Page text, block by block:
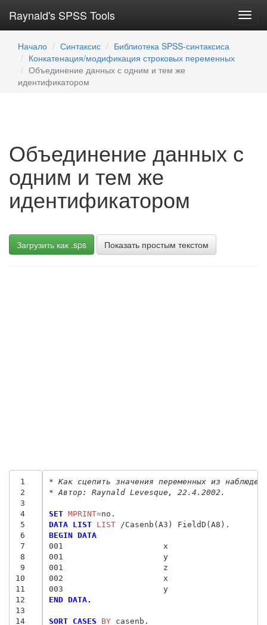
Raynald's SPSS Tools
Начало Синтаксис
Библиотека SPSS-синтаксиса
Конкатенация/модификация строковых переменных
Объединение данных с одним и тем же
идентификатором
Объединение данных с
одним и тем же
идентификатором
Загрузить как .sps Показать простым текстом
1
2
3
4
5
6
7
8
9
10
11
12
13
14
* Как сцепить значения переменных из
* Автор: Raynald Levesque, 22.4.2002.
SET MPRINT=
DATA LIST LIST
BEGIN DATA
001                     x
001                     y
001                     z
002                     x
003                     y
END DATA.
SORT CASES BY